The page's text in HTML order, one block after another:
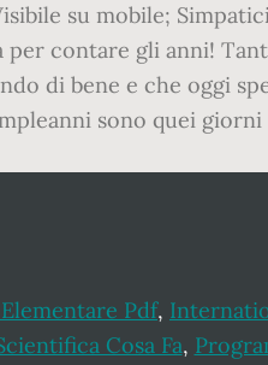
su mobile;
contare gli anni!
di bene e che oggi
sono quei
Pdf,
Cosa Fa,